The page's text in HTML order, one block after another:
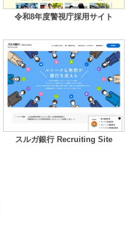
令和8年度警視庁採用サイト
スルガ銀行 Recruiting Site